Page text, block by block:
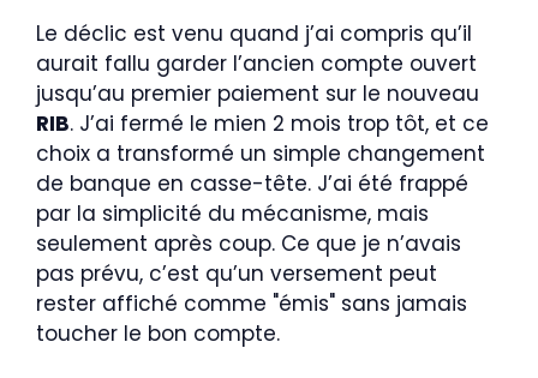
Le déclic est venu quand j’ai compris qu’il
aurait fallu garder l’ancien compte ouvert
jusqu’au premier paiement sur le nouveau
RIB. J’ai fermé le mien 2 mois trop tôt, et ce
choix a transformé un simple changement
de banque en casse-tête. J’ai été frappé
par la simplicité du mécanisme, mais
seulement après coup. Ce que je n’avais
pas prévu, c’est qu’un versement peut
rester affiché comme "émis" sans jamais
toucher le bon compte.